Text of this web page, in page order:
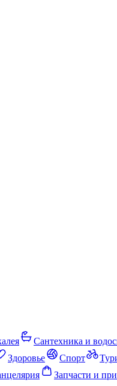
Сантехника и
Здоровье Спорт
Запчасти и